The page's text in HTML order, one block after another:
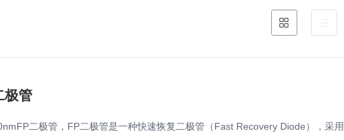
极管
二极管，FP二极管是一种快速恢复二极管（Fast Recovery Diode），采用